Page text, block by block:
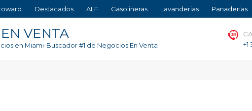
Destacados ALF Gasolineras Lavanderias Panaderias
VENTA
en Miami-Buscador #1 de Negocios En Venta
+1